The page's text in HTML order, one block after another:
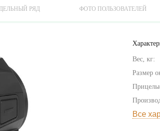
РЯД ФОТО ПОЛЬЗОВАТЕЛЕЙ
Вес, кг:
Размер
Все